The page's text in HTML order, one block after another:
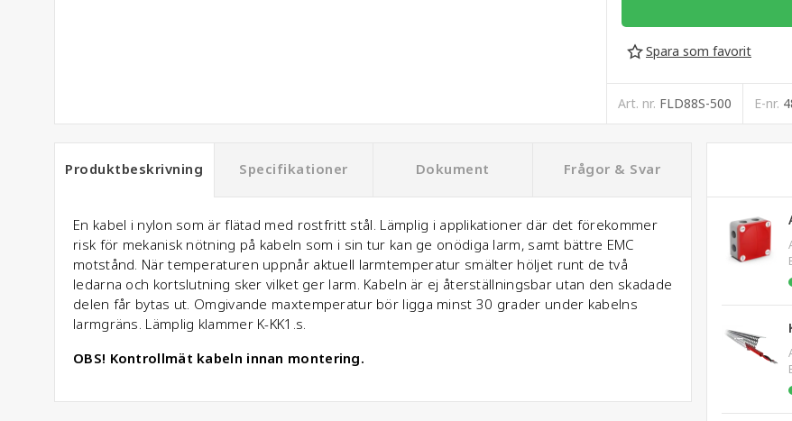
Spara som favorit
Art. nr. FLD88S-500 E-nr.
Produktbeskrivning Specifikationer Dokument Frågor & Svar
En kabel i nylon som är flätad med rostfritt stål. Lämplig i applikationer där det förekommer
risk för mekanisk nötning på kabeln som i sin tur kan ge onödiga larm, samt bättre EMC
motstånd. När temperaturen uppnår aktuell larmtemperatur smälter höljet runt de två
ledarna och kortslutning sker vilket ger larm. Kabeln är ej återställningsbar utan den skadade
delen får bytas ut. Omgivande maxtemperatur bör ligga minst 30 grader under kabelns
larmgräns. Lämplig klammer K-KK1.s.
OBS! Kontrollmät kabeln innan montering.